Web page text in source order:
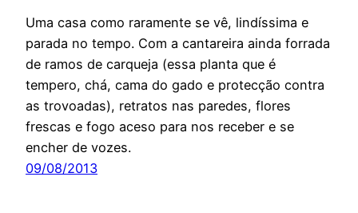
Uma casa como raramente se vê, lindíssima e
parada no tempo. Com a cantareira ainda forrada
de ramos de carqueja (essa planta que é
tempero, chá, cama do gado e protecção contra
as trovoadas), retratos nas paredes, flores
frescas e fogo aceso para nos receber e se
encher de vozes.
09/08/2013